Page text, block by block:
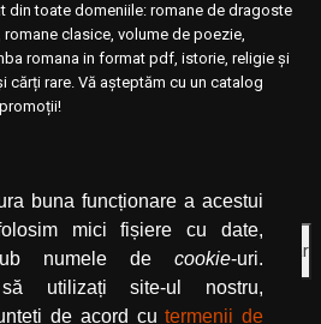
buna funcționare a acestui
mici fișiere cu date,
numele de cookie-uri.
să utilizați site-ul nostru,
de acord cutermenii de
din toate domeniile: romane de dragoste
clasice, volume de poezie,
romana in format pdf, istorie, religie și
cărți rare. Vă așteptăm cu un catalog
și dați click pe butonul de abonare.